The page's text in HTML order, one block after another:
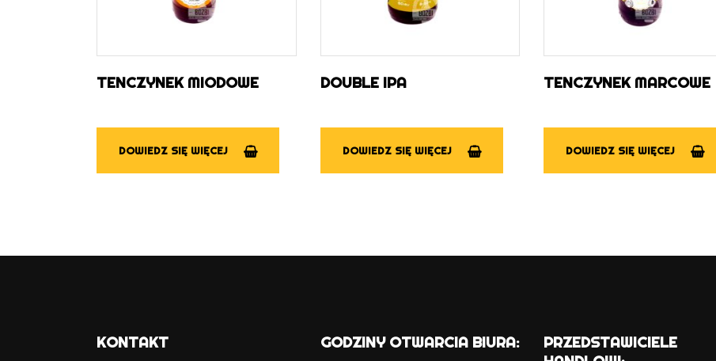
TENCZYNEK MIODOWE
DOWIEDZ SIĘ WIĘCEJ
DOUBLE IPA
DOWIEDZ SIĘ WIĘCEJ
TENCZYNEK MARCOWE
DOWIEDZ SIĘ WIĘCEJ
KONTAKT GODZINY OTWARCIA BIURA:
PRZEDSTAWICIELE